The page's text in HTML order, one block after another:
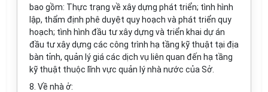
bao gồm: Thực trạng về xây dựng phát triển; tình hình
lập, thẩm định phê duyệt quy hoạch và phát triển quy
hoạch; tình hình đầu tư xây dựng và triển khai dự án
đầu tư xây dựng các công trình hạ tầng kỹ thuật tại địa
bàn tỉnh, quản lý giá các dịch vụ liên quan đến hạ tầng
kỹ thuật thuộc lĩnh vực quản lý nhà nước của Sở.
8. Về nhà ở: